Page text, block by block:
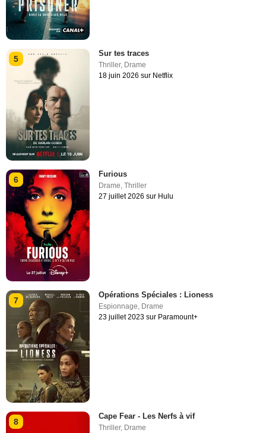
5
Sur tes traces
Thriller, Drame
18 juin 2026 sur Netflix
6
Furious
Drame,Thriller
27 juillet 2026 sur Hulu
7
Opérations Spéciales : Lioness
Espionnage, Drame
23 juillet 2023 sur Paramount+
8
Cape Fear - Les Nerfs à vif
Thriller, Drame